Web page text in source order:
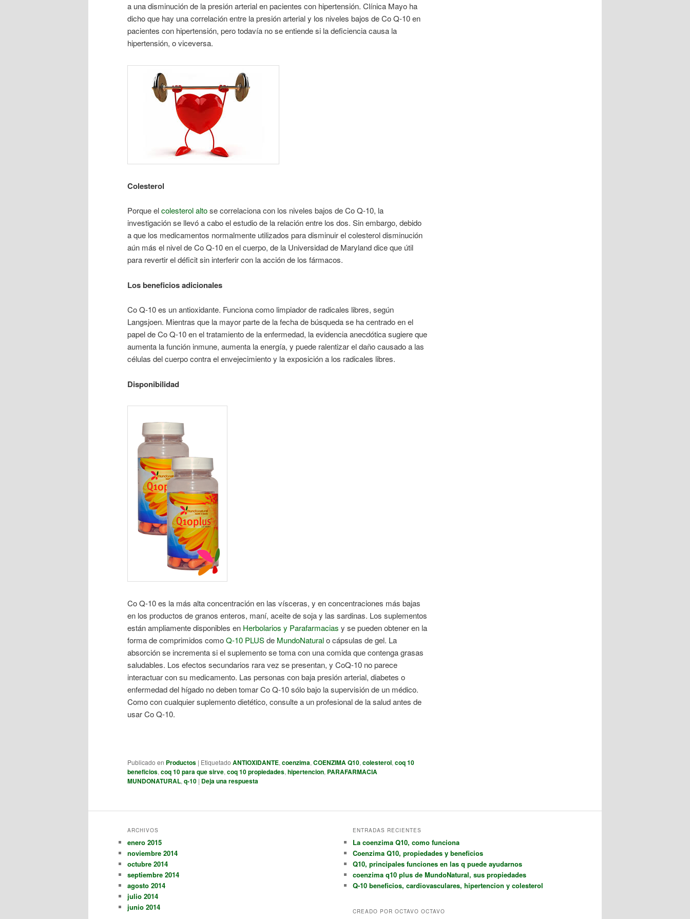
a una disminución de la presión arterial en pacientes con hipertensión. Clínica Mayo ha
dicho que hay una correlación entre la presión arterial y los niveles bajos de Co Q-10 en
pacientes con hipertensión, pero todavía no se entiende si la deficiencia causa la
hipertensión, o viceversa.
Colesterol
Porque elcolesterol altose correlaciona con los niveles bajos de Co Q-10, la
investigación se llevó a cabo el estudio de la relación entre los dos. Sin embargo, debido
a que los medicamentos normalmente utilizados para disminuir el colesterol disminución
aún más el nivel de Co Q-10 en el cuerpo, de la Universidad de Maryland dice que útil
para revertir el déficit sin interferir con la acción de los fármacos.
Los beneficios adicionales
Co Q-10 es un antioxidante. Funciona como limpiador de radicales libres, según
Langsjoen. Mientras que la mayor parte de la fecha de búsqueda se ha centrado en el
papel de Co Q-10 en el tratamiento de la enfermedad, la evidencia anecdótica sugiere que
aumenta la función inmune, aumenta la energía, y puede ralentizar el daño causado a las
células del cuerpo contra el envejecimiento y la exposición a los radicales libres.
Disponibilidad
Co Q-10 es la más alta concentración en las vísceras, y en concentraciones más bajas
en los productos de granos enteros, maní, aceite de soja y las sardinas. Los suplementos
están ampliamente disponibles en Herbolarios y Parafarmacias y se pueden obtener en la
forma de comprimidos comoQ-10 PLUSde MundoNaturalo cápsulas de gel. La
absorción se incrementa si el suplemento se toma con una comida que contenga grasas
saludables. Los efectos secundarios rara vez se presentan, y CoQ-10 no parece
interactuar con su medicamento. Las personas con baja presión arterial, diabetes o
enfermedad del hígado no deben tomar Co Q-10 sólo bajo la supervisión de un médico.
Como con cualquier suplemento dietético, consulte a un profesional de la salud antes de
usar Co Q-10.
Publicado en Productos | Etiquetado ANTIOXIDANTE, coenzima, COENZIMA Q10, colesterol, coq 10
beneficios, coq 10 para que sirve, coq 10 propiedades, hipertencion, PARAFARMACIA
MUNDONATURAL, q-10 | Deja una respuesta
ARCHIVOS
enero 2015
noviembre 2014
octubre 2014
septiembre 2014
agosto 2014
julio 2014
junio 2014
ENTRADAS RECIENTES
La coenzima Q10, como funciona
Coenzima Q10, propiedades y beneficios
Q10, principales funciones en las q puede ayudarnos
coenzima q10 plus de MundoNatural, sus propiedades
Q-10 beneficios, cardiovasculares, hipertencion y colesterol
CREADO POR OCTAVO OCTAVO